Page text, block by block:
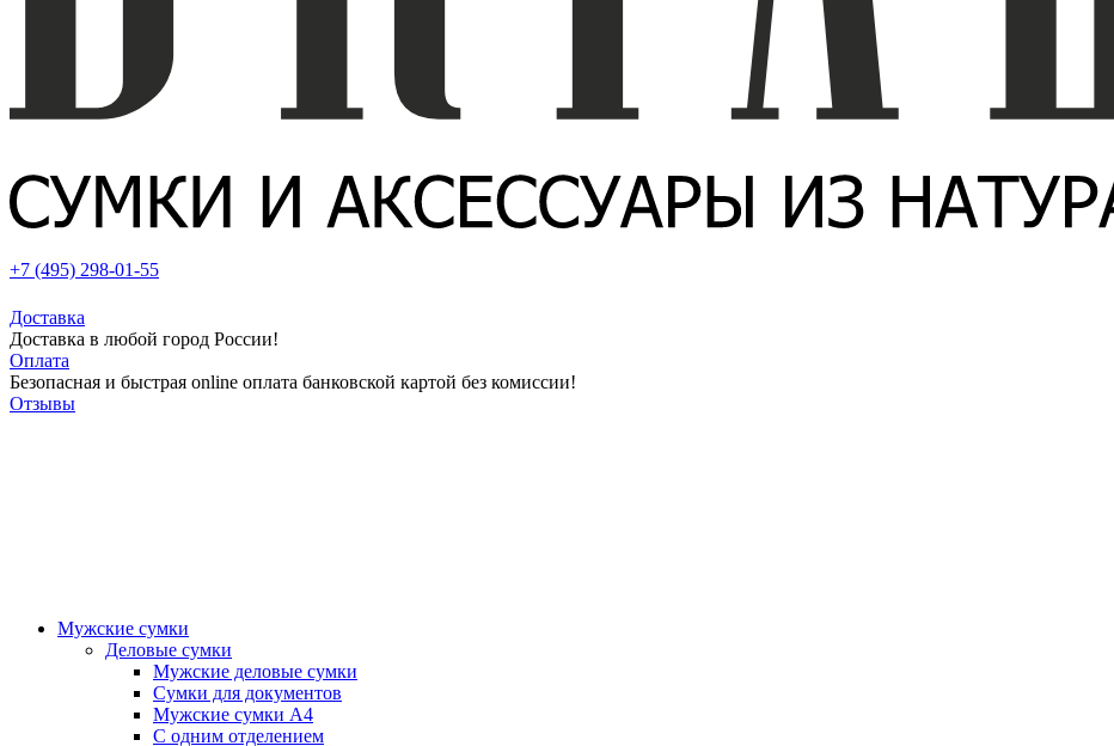
+7 (495) 298-01-55
Доставка
Доставка в любой город России!
Оплата
Безопасная и быстрая online оплата банковской картой без комиссии!
Отзывы
Мужские сумки
Деловые сумки
Мужские деловые сумки
Сумки для документов
Мужские сумки А4
С одним отделением